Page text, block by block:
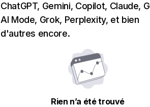
ChatGPT, Gemini, Copilot, Claude,
AI Mode, Grok, Perplexity, et bien
d'autres encore.
Rien n’a été trouvé